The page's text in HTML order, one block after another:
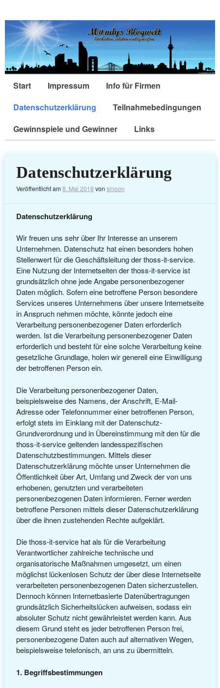
Start Impressum
Info für Firmen
Datenschutzerklärung
Teilnahmebedingungen
Gewinnspiele und Gewinner
Links
Datenschutzerklärung
Veröffentlicht am8. Mai 2018 von smoon
Datenschutzerklärung
Wir freuen uns sehr über Ihr Interesse an unserem
Unternehmen. Datenschutz hat einen besonders hohen
Stellenwert für die Geschäftsleitung der thoss-it-service.
Eine Nutzung der Internetseiten der thoss-it-service ist
grundsätzlich ohne jede Angabe personenbezogener
Daten möglich. Sofern eine betroffene Person besondere
Services unseres Unternehmens über unsere Internetseite
in Anspruch nehmen möchte, könnte jedoch eine
Verarbeitung personenbezogener Daten erforderlich
werden. Ist die Verarbeitung personenbezogener Daten
erforderlich und besteht für eine solche Verarbeitung keine
gesetzliche Grundlage, holen wir generell eine Einwilligung
der betroffenen Person ein.
Die Verarbeitung personenbezogener Daten,
beispielsweise des Namens, der Anschrift, E-Mail-
Adresse oder Telefonnummer einer betroffenen Person,
erfolgt stets im Einklang mit der Datenschutz-
Grundverordnung und in Übereinstimmung mit den für die
thoss-it-service geltenden landesspezifischen
Datenschutzbestimmungen. Mittels dieser
Datenschutzerklärung möchte unser Unternehmen die
Öffentlichkeit über Art, Umfang und Zweck der von uns
erhobenen, genutzten und verarbeiteten
personenbezogenen Daten informieren. Ferner werden
betroffene Personen mittels dieser Datenschutzerklärung
über die ihnen zustehenden Rechte aufgeklärt.
Die thoss-it-service hat als für die Verarbeitung
Verantwortlicher zahlreiche technische und
organisatorische Maßnahmen umgesetzt, um einen
möglichst lückenlosen Schutz der über diese Internetseite
verarbeiteten personenbezogenen Daten sicherzustellen.
Dennoch können Internetbasierte Datenübertragungen
grundsätzlich Sicherheitslücken aufweisen, sodass ein
absoluter Schutz nicht gewährleistet werden kann. Aus
diesem Grund steht es jeder betroffenen Person frei,
personenbezogene Daten auch auf alternativen Wegen,
beispielsweise telefonisch, an uns zu übermitteln.
1. Begriffsbestimmungen